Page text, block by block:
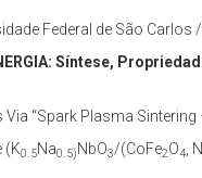
Federal de São Carlos /
Síntese,
“Spark Plasma Sintering
(K0.5Na0.5) NbO3/(CoFe2O4 ,